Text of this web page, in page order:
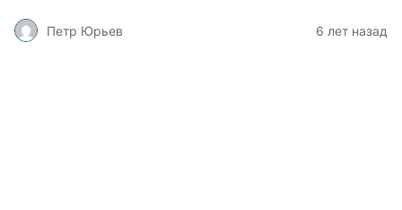
Петр Юрьев 6 лет назад